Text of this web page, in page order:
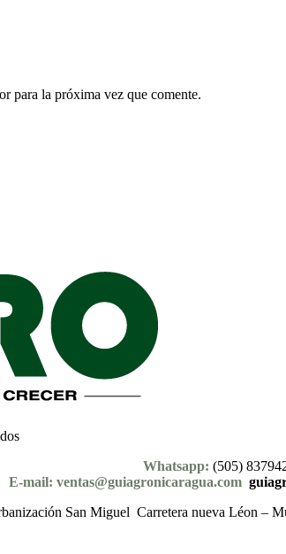
para la próxima vez que comente.
Whatsapp: (505)
E-mail: ventas@guiagronicaragua.com
San Miguel Carretera nueva Léon –